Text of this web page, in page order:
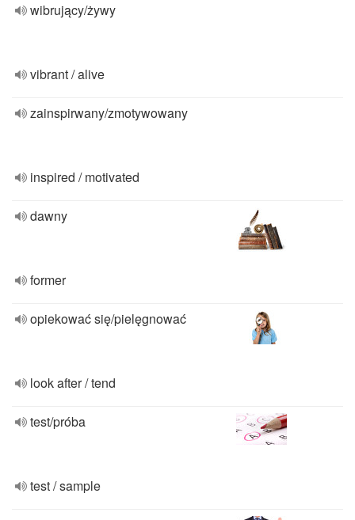
wibrujący/żywy
vibrant / alive
zainspirwany/zmotywowany
inspired / motivated
dawny
former
opiekować się/pielęgnować
look after / tend
test/próba
test / sample